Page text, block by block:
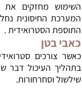
השימוש מחזקים את
המערכת החיסונית
התוספת הסטרואידית .
כאבי בטן
כאשר צורכים
בתהליך העיכול דבר
שילשול וסחרחורות.